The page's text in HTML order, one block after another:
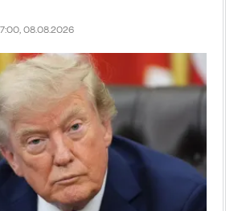
08.08.2026